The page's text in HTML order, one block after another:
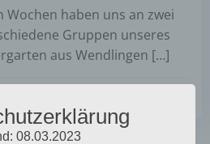
Wochen haben uns an zwei
Gruppen unseres
aus Wendlingen […]
08.03.2023